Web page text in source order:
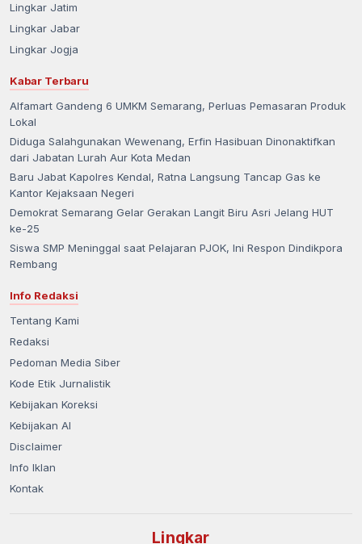
Lingkar Jatim
Lingkar Jabar
Lingkar Jogja
Kabar Terbaru
Alfamart Gandeng 6 UMKM Semarang, Perluas Pemasaran Produk
Lokal
Diduga Salahgunakan Wewenang, Erfin Hasibuan Dinonaktifkan
dari Jabatan Lurah Aur Kota Medan
Baru Jabat Kapolres Kendal, Ratna Langsung Tancap Gas ke
Kantor Kejaksaan Negeri
Demokrat Semarang Gelar Gerakan Langit Biru Asri Jelang HUT
ke-25
Siswa SMP Meninggal saat Pelajaran PJOK, Ini Respon Dindikpora
Rembang
Info Redaksi
Tentang Kami
Redaksi
Pedoman Media Siber
Kode Etik Jurnalistik
Kebijakan Koreksi
Kebijakan AI
Disclaimer
Info Iklan
Kontak
Lingkar